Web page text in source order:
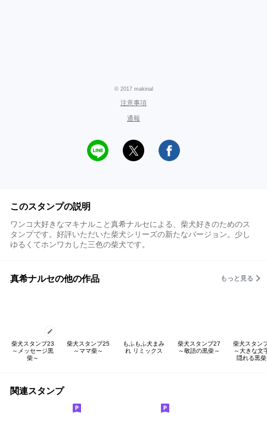
© 2017 makinal
注意事項
通報
このスタンプの説明
ワンコ大好きなマキナルこと真希ナルセによる、柴犬好きのためのス
タンプです。好評いただいた柴犬シリーズの新たなバージョン。少し
ゆるくてホンワカした三色の柴犬です。
真希ナルセの他の作品 もっと見る
柴犬スタンプ23
～メッセージ黒
柴～
柴犬スタンプ25
～ママ柴～
もふもふ犬まみ
れ リミックス
柴犬スタンプ27
～敬語の黒柴～
柴犬スタン
～大きな文
隠れる黒
関連スタンプ